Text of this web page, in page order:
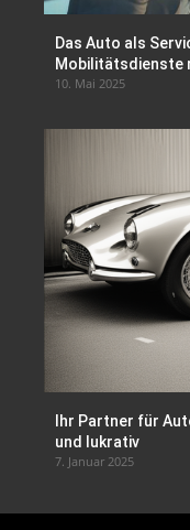
Das Auto als
Mobilitätsdienste
10. Mai 2025
Ihr Partner für
und lukrativ
7. Januar 2025